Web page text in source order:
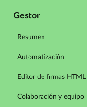
Gestor
Resumen
Automatización
Editor de firmas HTML
Colaboración y equipo